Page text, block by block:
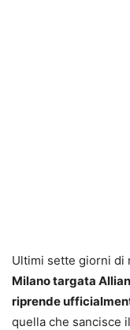
Ultimi sette giorni di
Milano targata
riprende
quella che sancisce